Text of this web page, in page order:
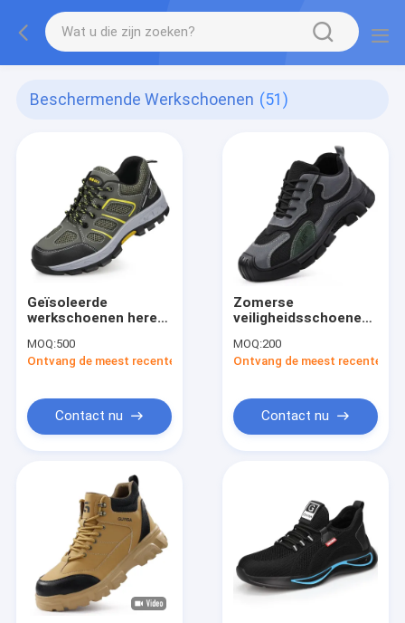
Beschermende Werkschoenen (51)
Geïsoleerde
werkschoenen heren
6KV elektrische
isolatie anti-smash
duurzame
veiligheidsschoenen
met plastic neus
MOQ:500
Ontvang de meest recente Prijs
Contact nu
Zomerse
veiligheidsschoenen
toe-punct-
bestendige
comfortabele
rubberen zool
industriële
MOQ:200
Ontvang de meest recente
Contact nu